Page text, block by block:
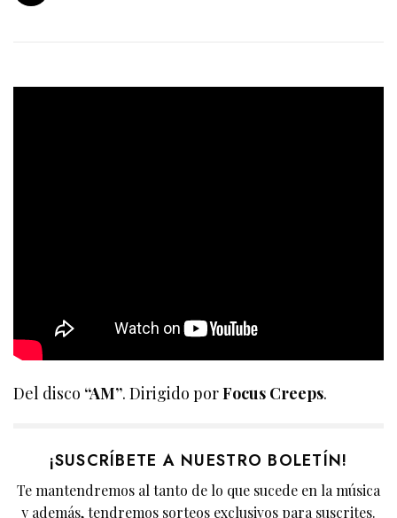
Del disco “AM”. Dirigido porFocus Creeps.
¡SUSCRÍBETE A NUESTRO BOLETÍN!
Te mantendremos al tanto de lo que sucede en la música
y además, tendremos sorteos exclusivos para suscrites.